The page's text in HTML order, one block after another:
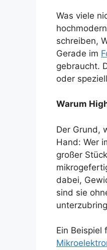
Was viele
schreiben,
Gerade im
gebraucht.
oder
Warum
Der Grund,
Hand: Wer
großer
dabei,
sind sie
Ein Beispiel